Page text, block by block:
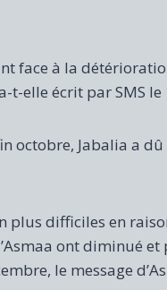
face à la
t-elle écrit par SMS le
octobre, Jabalia a
plus difficiles en
ont diminué
le message